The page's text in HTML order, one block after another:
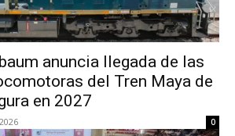
anuncia llegada de las
del Tren Maya de
en 2027
0